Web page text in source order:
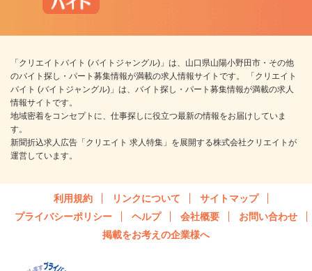
「クリエイトバイト (バイトジャングル)」は、山口県山陽小野田市・その他
のバイト探し・パート募集情報が満載の求人情報サイトです。 「クリエイト
バイト (バイトジャングル)」は、バイト探し・パート募集情報が満載の求人
情報サイトです。
地域密着をコンセプトに、仕事探しに役立つ最新の情報をお届けしていま
す。
新聞折込求人広告「クリエイト 求人特集」を展開する株式会社クリエイトが
運営しています。
利用規約 リンクについて
サイトマップ
プライバシーポリシー
ヘルプ 会社概要
お問い合わせ
掲載をお考えの企業様へ